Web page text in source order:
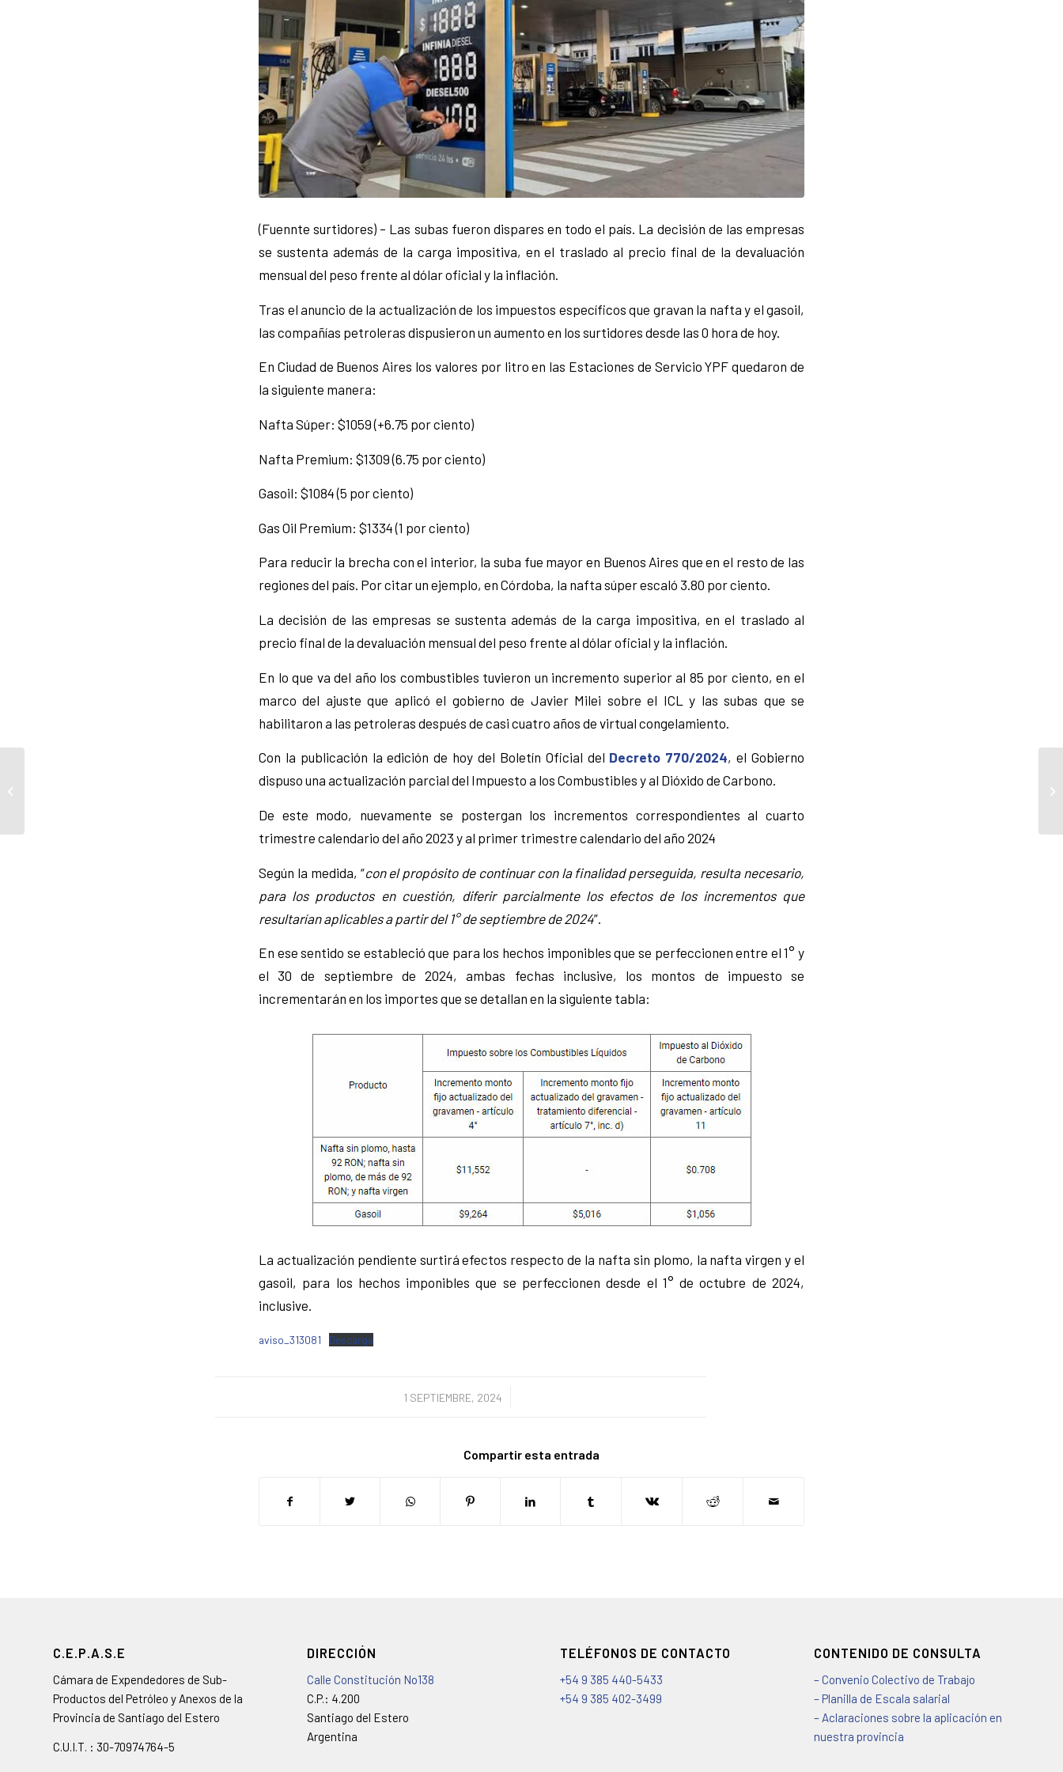
(Fuennte surtidores) – Las subas fueron dispares en todo el país. La decisión de las empresas
se sustenta además de la carga impositiva, en el traslado al precio final de la devaluación
mensual del peso frente al dólar oficial y la inflación.
Tras el anuncio de la actualización de los impuestos específicos que gravan la nafta y el gasoil,
las compañías petroleras dispusieron un aumento en los surtidores desde las 0 hora de hoy.
En Ciudad de Buenos Aires los valores por litro en las Estaciones de Servicio YPF quedaron de
la siguiente manera:
Nafta Súper: $1059 (+6.75 por ciento)
Nafta Premium: $1309 (6.75 por ciento)
Gasoil: $1084 (5 por ciento)
Gas Oil Premium: $1334 (1 por ciento)
Para reducir la brecha con el interior, la suba fue mayor en Buenos Aires que en el resto de las
regiones del país. Por citar un ejemplo, en Córdoba, la nafta súper escaló 3.80 por ciento.
La decisión de las empresas se sustenta además de la carga impositiva, en el traslado al
precio final de la devaluación mensual del peso frente al dólar oficial y la inflación.
En lo que va del año los combustibles tuvieron un incremento superior al 85 por ciento, en el
marco del ajuste que aplicó el gobierno de Javier Milei sobre el ICL y las subas que se
habilitaron a las petroleras después de casi cuatro años de virtual congelamiento.
Con la publicación la edición de hoy del Boletín Oficial del Decreto 770/2024, el Gobierno
dispuso una actualización parcial del Impuesto a los Combustibles y al Dióxido de Carbono.
De este modo, nuevamente se postergan los incrementos correspondientes al cuarto
trimestre calendario del año 2023 y al primer trimestre calendario del año 2024
Según la medida, “con el propósito de continuar con la finalidad perseguida, resulta necesario,
para los productos en cuestión, diferir parcialmente los efectos de los incrementos que
resultarían aplicables a partir del 1° de septiembre de 2024”.
En ese sentido se estableció que para los hechos imponibles que se perfeccionen entre el 1° y
el 30 de septiembre de 2024, ambas fechas inclusive, los montos de impuesto se
incrementarán en los importes que se detallan en la siguiente tabla:
La actualización pendiente surtirá efectos respecto de la nafta sin plomo, la nafta virgen y el
gasoil, para los hechos imponibles que se perfeccionen desde el 1° de octubre de 2024,
inclusive.
aviso_313081 Descarga
1 SEPTIEMBRE, 2024
/
Compartir esta entrada
C.E.P.A.S.E
Cámara de Expendedores de Sub-
Productos del Petróleo y Anexos de la
Provincia de Santiago del Estero
C.U.I.T. : 30-70974764-5
DIRECCIÓN
Calle Constitución No138
C.P.: 4.200
Santiago del Estero
Argentina
TELÉFONOS DE CONTACTO
+54 9 385 440-5433
+54 9 385 402-3499
CONTENIDO DE CONSULTA
– Convenio Colectivo de Trabajo
– Planilla de Escala salarial
– Aclaraciones sobre la aplicación en
nuestra provincia